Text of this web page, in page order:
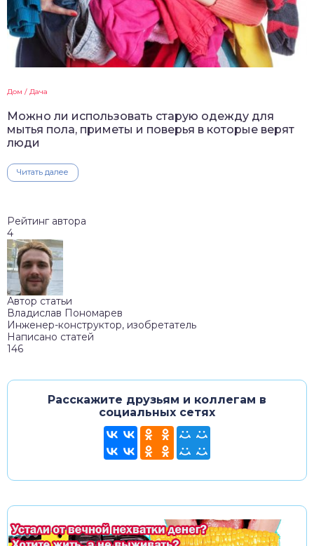
Дом / Дача
Можно ли использовать старую одежду для
мытья пола, приметы и поверья в которые верят
люди
Читать далее
Рейтинг автора
4
Автор статьи
Владислав Пономарев
Инженер-конструктор, изобретатель
Написано статей
146
Расскажите друзьям и коллегам в
социальных сетях